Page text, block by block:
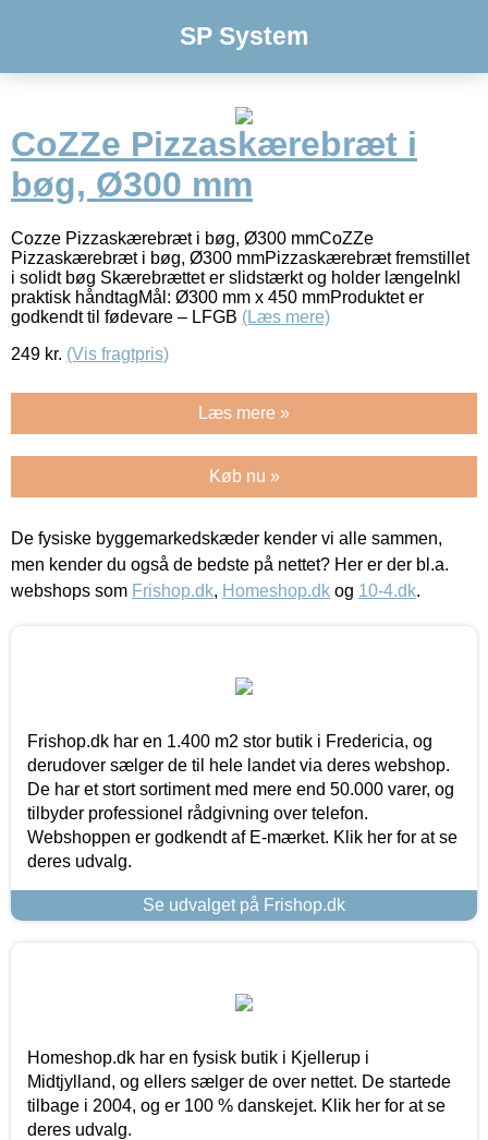
SP System
CoZZe Pizzaskærebræt i
bøg, Ø300 mm
Cozze Pizzaskærebræt i bøg, Ø300 mmCoZZe
Pizzaskærebræt i bøg, Ø300 mmPizzaskærebræt fremstillet
i solidt bøg Skærebrættet er slidstærkt og holder længeInkl
praktisk håndtagMål: Ø300 mm x 450 mmProduktet er
godkendt til fødevare – LFGB (Læs mere)
249 kr. (Vis fragtpris)
Læs mere »
Køb nu »
De fysiske byggemarkedskæder kender vi alle sammen,
men kender du også de bedste på nettet? Her er der bl.a.
webshops som Frishop.dk, Homeshop.dk og 10-4.dk.
Frishop.dk har en 1.400 m2 stor butik i Fredericia, og
derudover sælger de til hele landet via deres webshop.
De har et stort sortiment med mere end 50.000 varer, og
tilbyder professionel rådgivning over telefon.
Webshoppen er godkendt af E-mærket. Klik her for at se
deres udvalg.
Se udvalget på Frishop.dk
Homeshop.dk har en fysisk butik i Kjellerup i
Midtjylland, og ellers sælger de over nettet. De startede
tilbage i 2004, og er 100 % danskejet. Klik her for at se
deres udvalg.